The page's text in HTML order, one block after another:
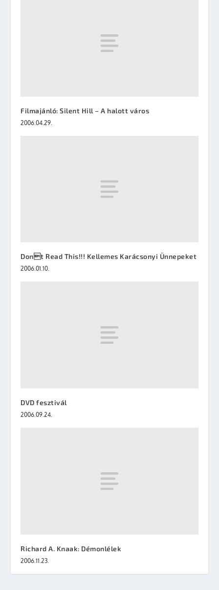
Filmajánló: Silent Hill – A halott város
2006.04.29.
Dont Read This!!! Kellemes Karácsonyi Ünnepeket
2006.01.10.
DVD fesztivál
2006.09.24.
Richard A. Knaak: Démonlélek
2006.11.23.